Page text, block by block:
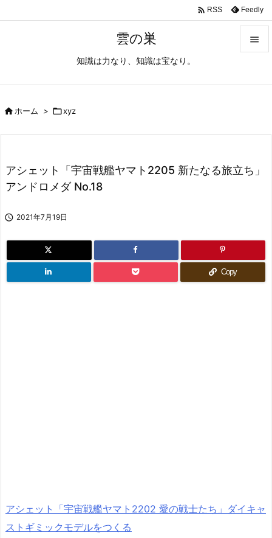
雲の巣
知識は力なり、知識は宝なり。

次へ
 RSS Feedly
ホーム > xyz
アシェット「宇宙戦艦ヤマト2205 新たなる旅立ち」
アンドロメダ No.18
 2021年7月19日
Copy
アシェット「宇宙戦艦ヤマト2202 愛の戦士たち」ダイキャ
ストギミックモデルをつくる